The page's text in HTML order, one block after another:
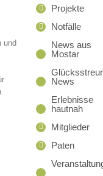
und
Projekte
Notfälle
News aus
Mostar
News
Erlebnisse
hautnah
Mitglieder
Paten